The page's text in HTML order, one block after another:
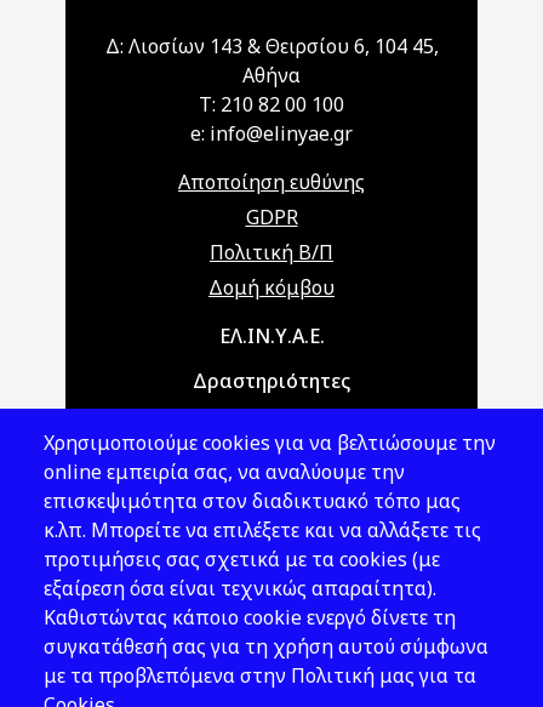
Δ: Λιοσίων 143 & Θειρσίου 6, 104 45,
Αθήνα
T: 210 82 00 100
e: info@elinyae.gr
Αποποίηση ευθύνης
GDPR
Πολιτική Β/Π
Δομή κόμβου
Main navigationΕΛ.ΙΝ.Υ.Α.Ε.
Δραστηριότητες
Νομοθεσία
Εκδόσεις
Νέα - Εκδηλώσεις
Ακολουθήστε μας
Χρησιμοποιούμε cookies για να βελτιώσουμε την
online εμπειρία σας, να αναλύουμε την
επισκεψιμότητα στον διαδικτυακό τόπο μας
κ.λπ. Μπορείτε να επιλέξετε και να αλλάξετε τις
προτιμήσεις σας σχετικά με τα cookies (με
εξαίρεση όσα είναι τεχνικώς απαραίτητα).
Καθιστώντας κάποιο cookie ενεργό δίνετε τη
συγκατάθεσή σας για τη χρήση αυτού σύμφωνα
με τα προβλεπόμενα στην Πολιτική μας για τα